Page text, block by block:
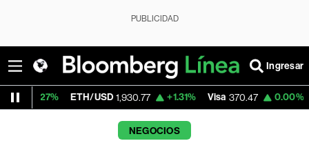
PUBLICIDAD
Ingresar
ETH/USD 1,930.77 +1.31% Visa 370.47 0.00%
NEGOCIOS